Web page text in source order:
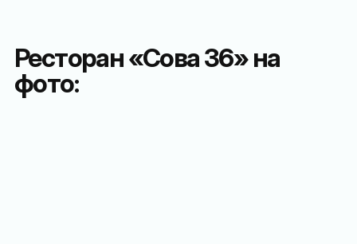
Ресторан «Сова 36» на
фото: